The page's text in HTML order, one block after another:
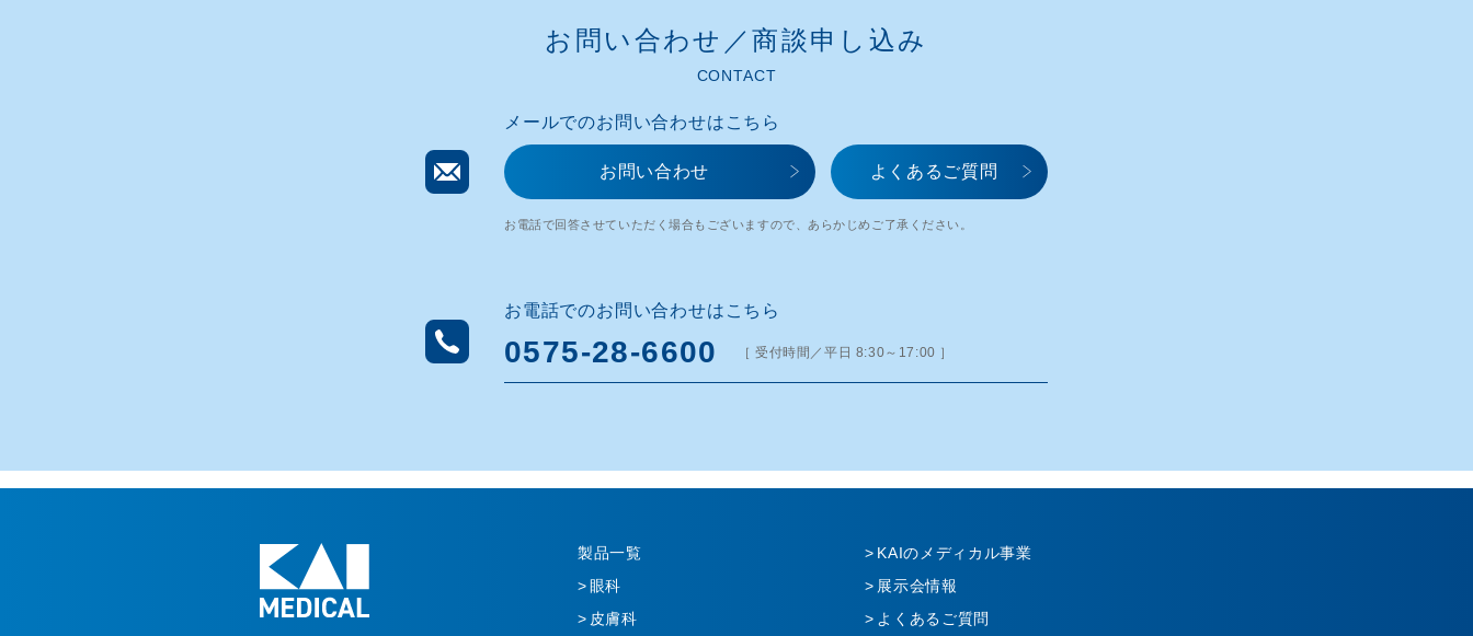
お問い合わせ／商談申し込み​
CONTACT
メールでのお問い合わせはこちら
お問い合わせ​ よくあるご質問
お電話で回答させていただく場合もございますので、 あらかじめご了承ください。
お電話でのお問い合わせはこちら
0575-28-6600 ［ 受付時間／平日 8:30～17:00 ］
製品一覧
眼科
皮膚科
KAIのメディカル事業
展示会情報
よくあるご質問